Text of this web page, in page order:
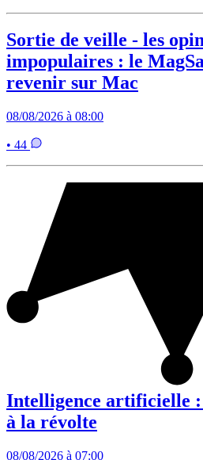
Sortie de veille - les
impopulaires : le
revenir sur Mac
08/08/2026 à 08:00
• 44
Intelligence artificielle :
à la révolte
08/08/2026 à 07:00